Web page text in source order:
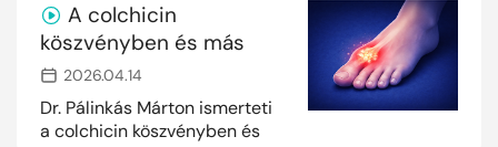
A colchicin
köszvényben és más
autoinflammatórikus
kórképekben
2026.04.14
Dr. Pálinkás Márton ismerteti
a colchicin köszvényben és